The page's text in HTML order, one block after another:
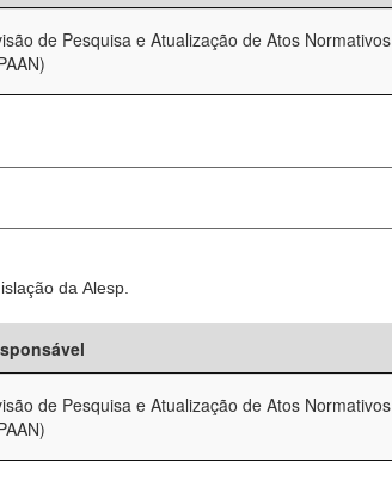
de Pesquisa e Atualização de Atos Normativos
da Alesp.
de Pesquisa e Atualização de Atos Normativos